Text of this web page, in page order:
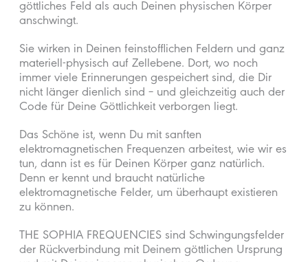
göttliches Feld als auch Deinen physischen Körper
anschwingt.
Sie wirken in Deinen feinstofflichen Feldern und ganz
materiell-physisch auf Zellebene. Dort, wo noch
immer viele Erinnerungen gespeichert sind, die Dir
nicht länger dienlich sind – und gleichzeitig auch der
Code für Deine Göttlichkeit verborgen liegt.
Das Schöne ist, wenn Du mit sanften
elektromagnetischen Frequenzen arbeitest, wie wir es
tun, dann ist es für Deinen Körper ganz natürlich.
Denn er kennt und braucht natürliche
elektromagnetische Felder, um überhaupt existieren
zu können.
THE SOPHIA FREQUENCIES sind Schwingungsfelder
der Rückverbindung mit Deinem göttlichen Ursprung